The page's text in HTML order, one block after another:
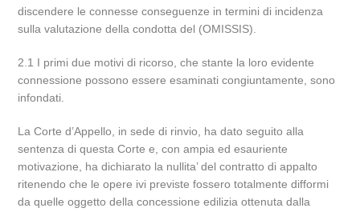
discendere le connesse conseguenze in termini di incidenza
sulla valutazione della condotta del (OMISSIS).
2.1 I primi due motivi di ricorso, che stante la loro evidente
connessione possono essere esaminati congiuntamente, sono
infondati.
La Corte d’Appello, in sede di rinvio, ha dato seguito alla
sentenza di questa Corte e, con ampia ed esauriente
motivazione, ha dichiarato la nullita’ del contratto di appalto
ritenendo che le opere ivi previste fossero totalmente difformi
da quelle oggetto della concessione edilizia ottenuta dalla